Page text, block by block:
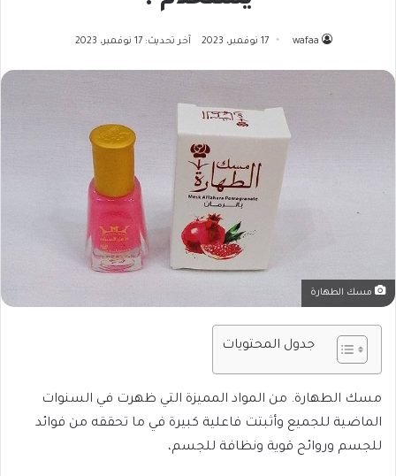
wafaa 17 نوفمبر، 2023 آخر تحديث: 17 نوفمبر، 2023
مسك الطهارة
جدول المحتويات
مسك الطهارة. من المواد المميزة التي ظهرت في السنوات
الماضية للجميع وأثبتت فاعلية كبيرة في ما تحققه من فوائد
للجسم وروائح قوية ونظافة للجسم،